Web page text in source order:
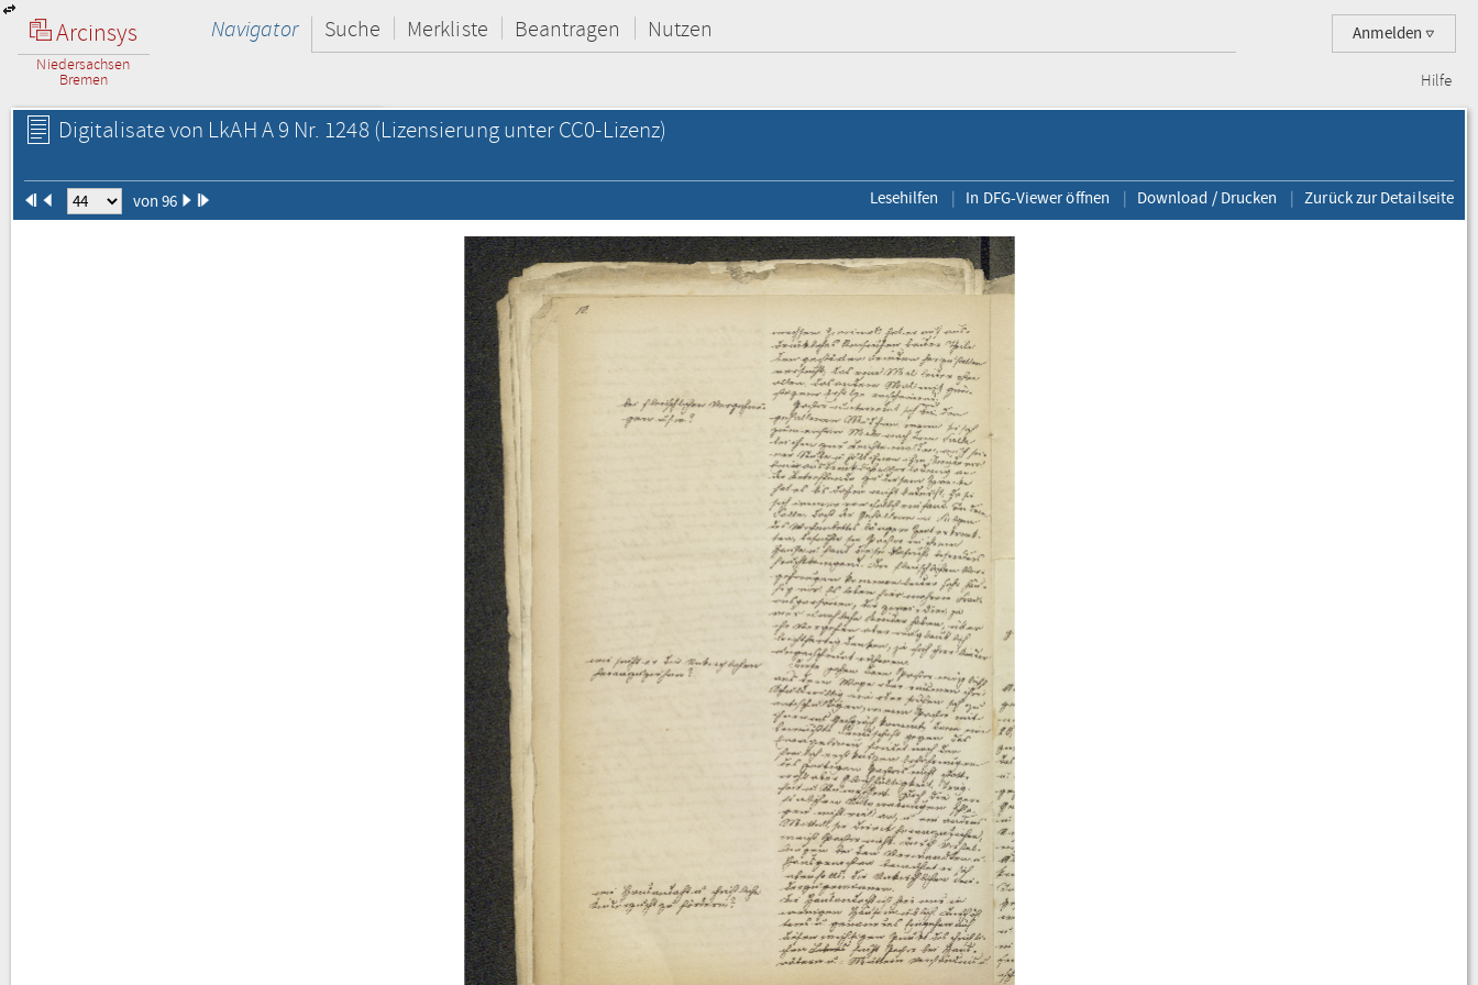
Arcinsys
Niedersachsen
Bremen
Anmelden
Navigator Suche Merkliste Beantragen Nutzen
Hilfe
Digitalisate von LkAH A 9 Nr. 1248(Lizensierung unter CC0-Lizenz)
von 96 Lesehilfen In DFG-Viewer öffnen Download / Drucken Zurück zur Detailseite